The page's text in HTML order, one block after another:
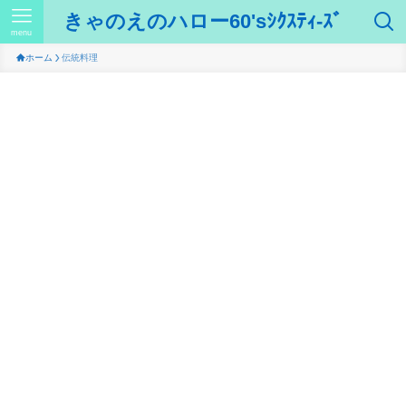
きゃのえのハロー60'sｼｸｽﾃｨ-ｽﾞ
menu
ホーム 伝統料理